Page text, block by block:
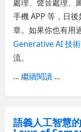
處理、聲音處理、
手機 APP 等，日
章。如果你也有用
Generative AI 技
流。
...繼續閱讀 ...
語義人工智慧